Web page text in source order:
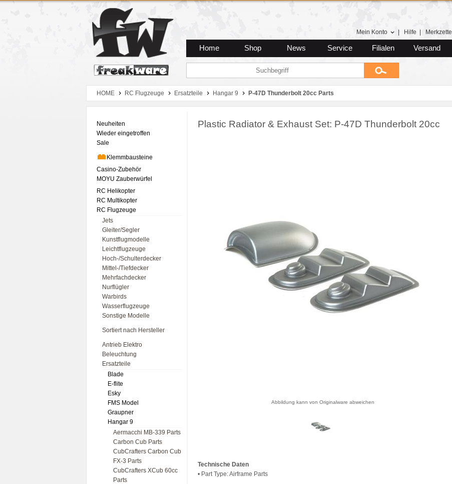
Zum Hauptmenue
Zum Seiteninhalt
Zum Warenkob
Mein Konto Hilfe Merkzettel
Home Shop News Service Filialen Versand
HOME RC Flugzeuge Ersatzteile Hangar 9 P-47D Thunderbolt 20cc Parts
Neuheiten
Wieder eingetroffen
Sale
Klemmbausteine
Casino-Zubehör
MOYU Zauberwürfel
RC Helikopter
RC Multikopter
RC Flugzeuge
Jets
Gleiter/Segler
Kunstflugmodelle
Leichtflugzeuge
Hoch-/Schulterdecker
Mittel-/Tiefdecker
Mehrfachdecker
Nurflügler
Warbirds
Wasserflugzeuge
Sonstige Modelle
Sortiert nach Hersteller
Antrieb Elektro
Beleuchtung
Ersatzteile
Blade
E-flite
Esky
FMS Model
Graupner
Hangar 9
Aermacchi MB-339 Parts
Carbon Cub Parts
CubCrafters Carbon Cub
FX-3 Parts
CubCrafters XCub 60cc
Parts
Plastic Radiator & Exhaust Set: P-47D Thunderbolt 20cc
Abbildung kann von Originalware abweichen
Technische Daten
• Part Type: Airframe Parts